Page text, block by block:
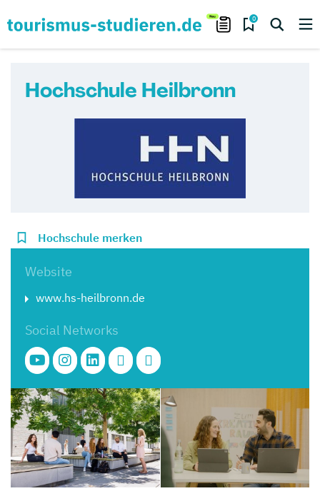
0
Hochschule Heilbronn
Hochschule merken
Website
www.hs-heilbronn.de
Social Networks